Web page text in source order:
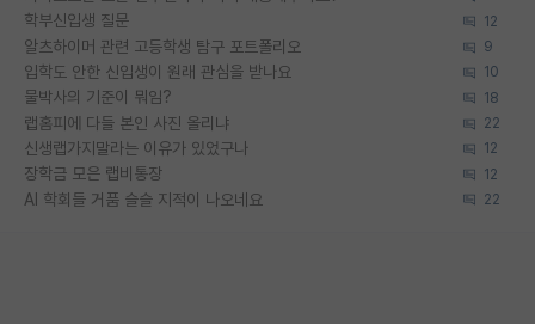
학부신입생 질문 12
알츠하이머 관련 고등학생 탐구 포트폴리오 9
입학도 안한 신입생이 원래 관심을 받나요 10
물박사의 기준이 뭐임? 18
랩홈피에 다들 본인 사진 올리냐 22
신생랩가지말라는 이유가 있었구나 12
장학금 모은 랩비통장 12
AI 학회들 거품 슬슬 지적이 나오네요 22